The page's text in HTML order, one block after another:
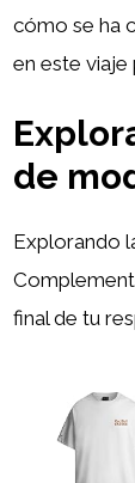
cómo se ha
en este
de
Explorando
final de tu